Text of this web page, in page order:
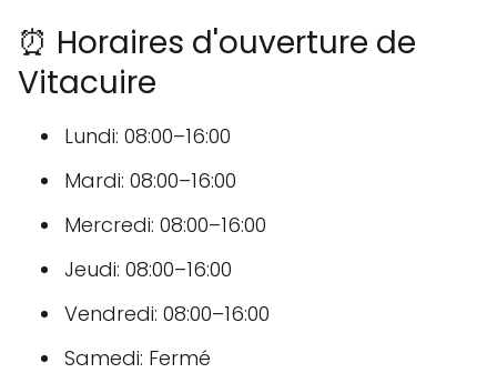
⏰ Horaires d'ouverture de
Vitacuire
Lundi: 08:00–16:00
Mardi: 08:00–16:00
Mercredi: 08:00–16:00
Jeudi: 08:00–16:00
Vendredi: 08:00–16:00
Samedi: Fermé